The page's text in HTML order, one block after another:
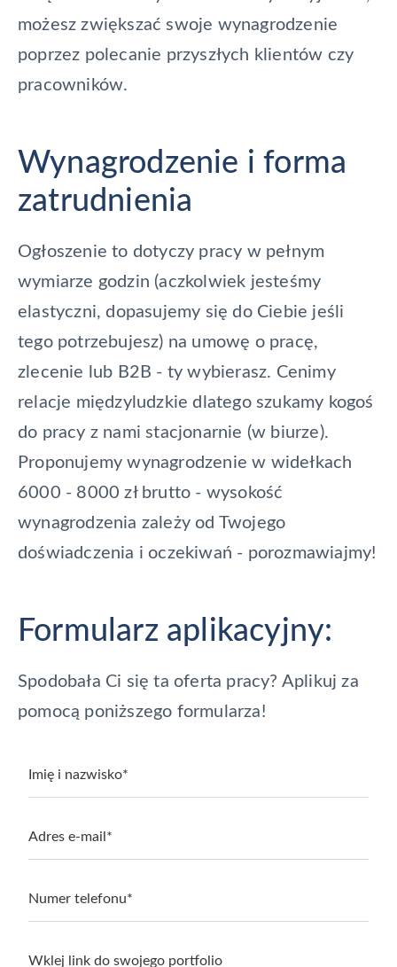
możesz zwiększać swoje wynagrodzenie
poprzez polecanie przyszłych klientów czy
pracowników.
Wynagrodzenie i forma
zatrudnienia
Ogłoszenie to dotyczy pracy w pełnym
wymiarze godzin (aczkolwiek jesteśmy
elastyczni, dopasujemy się do Ciebie jeśli
tego potrzebujesz) na umowę o pracę,
zlecenie lub B2B - ty wybierasz. Cenimy
relacje międzyludzkie dlatego szukamy kogoś
do pracy z nami stacjonarnie (w biurze).
Proponujemy wynagrodzenie w widełkach
6000 - 8000 zł brutto - wysokość
wynagrodzenia zależy od Twojego
doświadczenia i oczekiwań - porozmawiajmy!
Formularz aplikacyjny:
Spodobała Ci się ta oferta pracy? Aplikuj za
pomocą poniższego formularza!